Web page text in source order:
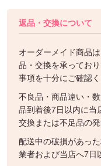
返品・交換について
オーダーメイド商品
品・交換を承ってお
事項を十分にご確認く
不良品・商品違い・
品到着後7日以内に当
交換または不足品の発
配送中の破損があっ
業者および当店へ7日